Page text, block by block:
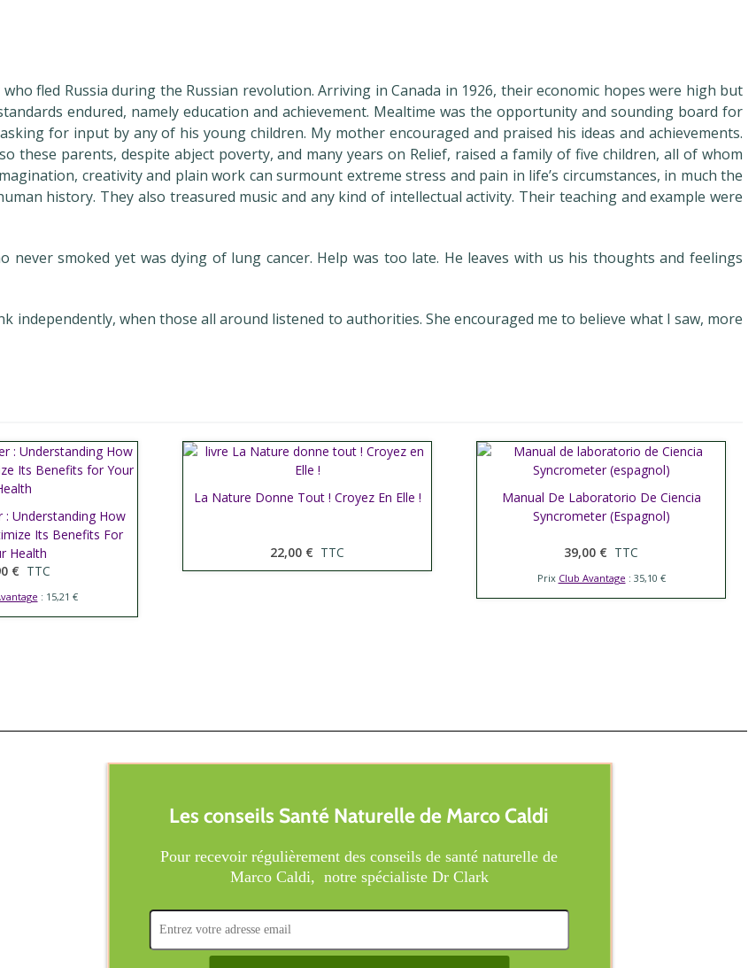
fled Russia during the Russian revolution. Arriving in Canada in 1926, their economic hopes were high but
endured, namely education and achievement. Mealtime was the opportunity and sounding board for
for input by any of his young children. My mother encouraged and praised his ideas and achievements.
these parents, despite abject poverty, and many years on Relief, raised a family of five children, all of whom
creativity and plain work can surmount extreme stress and pain in life’s circumstances, in much the
history. They also treasured music and any kind of intellectual activity. Their teaching and example were
smoked yet was dying of lung cancer. Help was too late. He leaves with us his thoughts and feelings
independently, when those all around listened to authorities. She encouraged me to believe what I saw, more
: Understanding How
Its Benefits For
Health
€ TTC
: 15,21 €
Afficher plus
La Nature Donne Tout ! Croyez En Elle !
22,00 € TTC
Afficher plus
Manual De Laboratorio De Ciencia
Syncrometer (espagnol)
39,00 € TTC
Prix Club Avantage : 35,10 €